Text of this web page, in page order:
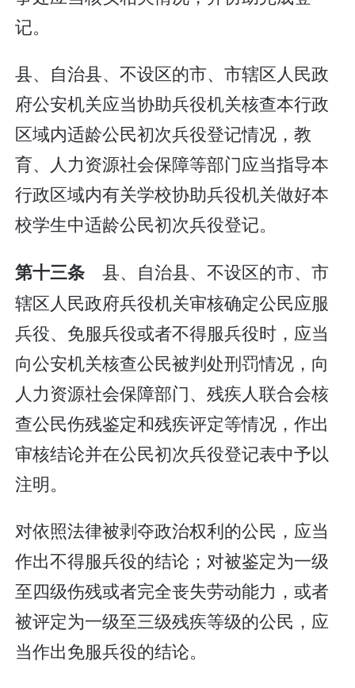
记。
县、自治县、不设区的市、市辖区人民政
府公安机关应当协助兵役机关核查本行政
区域内适龄公民初次兵役登记情况，教
育、人力资源社会保障等部门应当指导本
行政区域内有关学校协助兵役机关做好本
校学生中适龄公民初次兵役登记。
第十三条县、自治县、不设区的市、市
辖区人民政府兵役机关审核确定公民应服
兵役、免服兵役或者不得服兵役时，应当
向公安机关核查公民被判处刑罚情况，向
人力资源社会保障部门、残疾人联合会核
查公民伤残鉴定和残疾评定等情况，作出
审核结论并在公民初次兵役登记表中予以
注明。
对依照法律被剥夺政治权利的公民，应当
作出不得服兵役的结论；对被鉴定为一级
至四级伤残或者完全丧失劳动能力，或者
被评定为一级至三级残疾等级的公民，应
当作出免服兵役的结论。